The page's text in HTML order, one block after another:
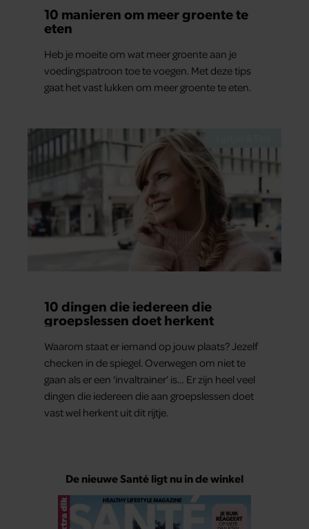
10 manieren om meer groente te
eten
Heb je moeite om wat meer groente aan je
voedingspatroon toe te voegen. Met deze tips
gaat het vast lukken om meer groente te eten.
10 dingen die iedereen die
groepslessen doet herkent
Waarom staat er iemand op jouw plaats? Jezelf
checken in de spiegel. Overwegen om niet te
gaan als er een ‘invaltrainer’ is… Er zijn heel veel
dingen die iedereen die aan groepslessen doet
vast wel herkent uit dit rijtje.
De nieuwe Santé ligt nu in de winkel